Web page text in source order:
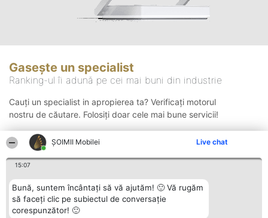
ȘOIMII Mobilei Live chat
15:07
Bună, suntem încântați să vă ajutăm! 🙂 Vă rugăm
să faceți clic pe subiectul de conversație
corespunzător! 🙂
Gasește un specialist
Ranking-ul îi adună pe cei mai buni din industrie
Cauți un specialist in apropierea ta? Verificați motorul
nostru de căutare. Folosiți doar cele mai bune servicii!